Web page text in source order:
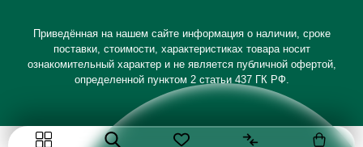
Приведённая на нашем сайте информация о наличии, сроке
поставки, стоимости, характеристиках товара носит
ознакомительный характер и не является публичной офертой,
определенной пунктом 2 статьи 437 ГК РФ.